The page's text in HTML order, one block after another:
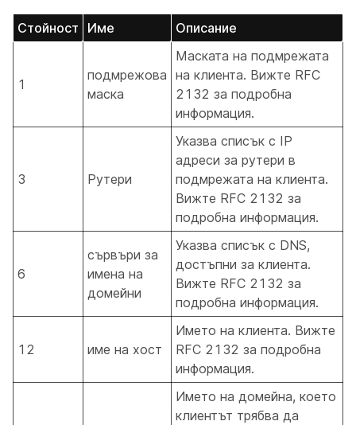
Стойност Име Описание
1
подмрежова
маска
Маската на подмрежата
на клиента. Вижте RFC
2132 за подробна
информация.
3 Рутери
Указва списък с IP
адреси за рутери в
подмрежата на клиента.
Вижте RFC 2132 за
подробна информация.
6
сървъри за
имена на
домейни
Указва списък с DNS,
достъпни за клиента.
Вижте RFC 2132 за
подробна информация.
12 име на хост
Името на клиента. Вижте
RFC 2132 за подробна
информация.
Името на домейна, което
клиентът трябва да